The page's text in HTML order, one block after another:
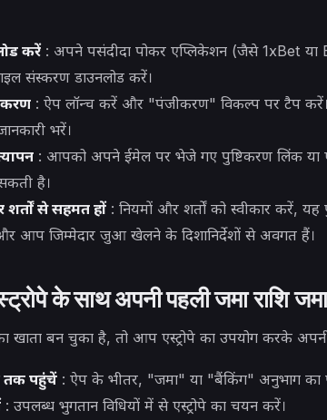
करें: अपने पसंदीदा पोकर एप्लिकेशन (जैसे 1xBet या
संस्करण डाउनलोड करें।
: ऐप लॉन्च करें और "पंजीकरण" विकल्प पर टैप
भरें।
: आपको अपने ईमेल पर भेजे गए पुष्टिकरण लिंक या
है।
शर्तों से सहमत हों: नियमों और शर्तों को स्वीकार करें,
आप जिम्मेदार जुआ खेलने के दिशानिर्देशों से अवगत हैं।
के साथ अपनी पहली जमा राशि
बन चुका है, तो आप एस्ट्रोपे का उपयोग करके
तक पहुंचें: ऐप के भीतर, "जमा" या "बैंकिंग" अनुभाग का
: उपलब्ध भुगतान विधियों में से एस्ट्रोपे का चयन करें।